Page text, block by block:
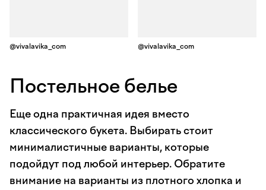
@vivalavika_com @vivalavika_com
Постельное белье
Еще одна практичная идея вместо
классического букета. Выбирать стоит
минималистичные варианты, которые
подойдут под любой интерьер. Обратите
внимание на варианты из плотного хлопка и